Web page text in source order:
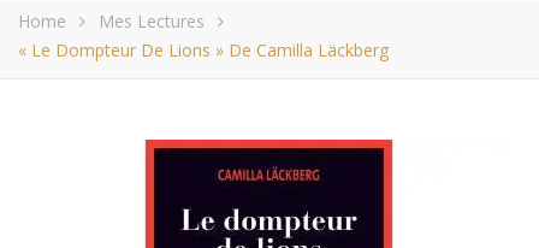
Home
Mes Lectures
« Le Dompteur De Lions » De Camilla Läckberg